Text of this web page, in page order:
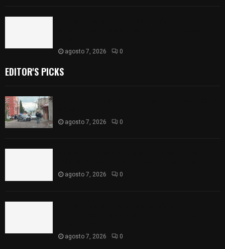
agosto 7, 2026 0
EDITOR'S PICKS
agosto 7, 2026 0
agosto 7, 2026 0
agosto 7, 2026 0